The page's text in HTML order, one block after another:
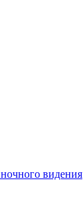
видения